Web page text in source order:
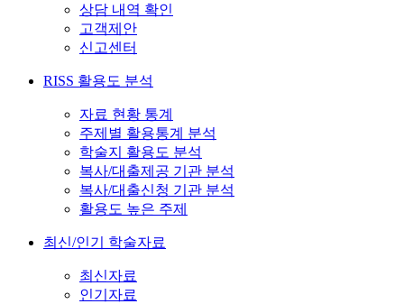
상담 내역 확인
고객제안
신고센터
RISS 활용도 분석
자료 현황 통계
주제별 활용통계 분석
학술지 활용도 분석
복사/대출제공 기관 분석
복사/대출신청 기관 분석
활용도 높은 주제
최신/인기 학술자료
최신자료
인기자료